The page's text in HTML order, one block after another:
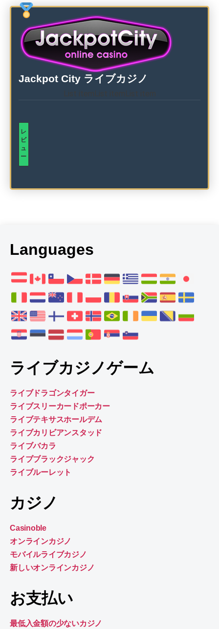
Jackpot City ライブカジノ
レ
ビ
ュ
ー
Languages
ライブカジノゲーム
ライブドラゴンタイガー
ライブスリーカードポーカー
ライブテキサスホールデム
ライブカリビアンスタッド
ライブバカラ
ライブブラックジャック
ライブルーレット
カジノ
Casinoble
オンラインカジノ
モバイルライブカジノ
新しいオンラインカジノ
お支払い
最低入金額の少ないカジノ